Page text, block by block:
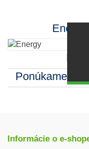
Energy
Ponúkame
Informácie o e-